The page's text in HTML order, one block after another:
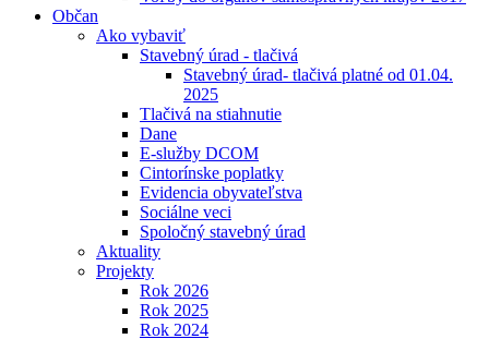
Občan
Ako vybaviť
Stavebný úrad - tlačivá
Stavebný úrad- tlačivá platné od 01.04.
2025
Tlačivá na stiahnutie
Dane
E-služby DCOM
Cintorínske poplatky
Evidencia obyvateľstva
Sociálne veci
Spoločný stavebný úrad
Aktuality
Projekty
Rok 2026
Rok 2025
Rok 2024